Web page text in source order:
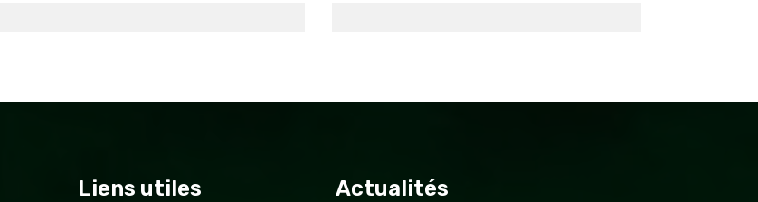
Liens utiles Actualités